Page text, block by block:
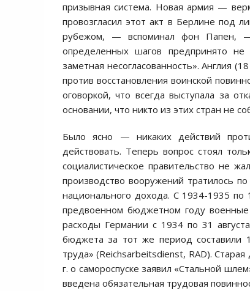
призывная система. Новая армия —
провозгласил этот акт в Берлине под
рубежом, — вспоминал фон Папен, —
определенных шагов предпринято
заметная несогласованность». Англия
против восстановления воинской
оговоркой, что всегда выступала за
основании, что никто из этих стран не
Было ясно — никаких действий
действовать. Теперь вопрос стоял
социалистическое правительство не
производство вооружений тратилось
национального дохода. С 1934-1935
предвоенном бюджетном году
расходы Германии с 1934 по 31
бюджета за тот же период составили
труда» (Reichsarbeitsdienst, RAD).
г. о самороспуске заявил «Стальной
введена обязательная трудовая